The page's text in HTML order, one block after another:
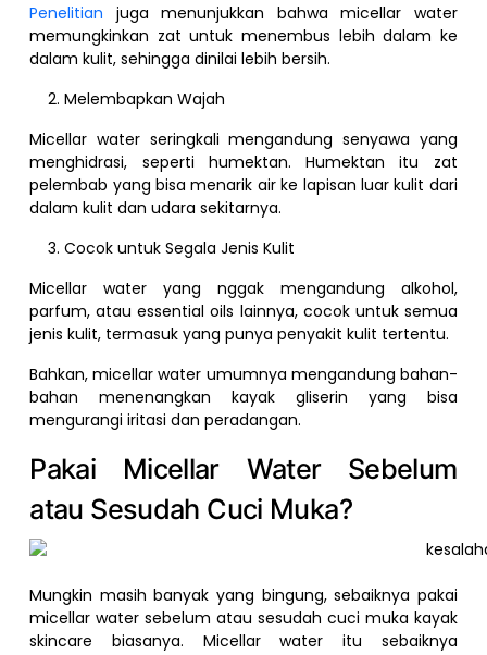
Penelitian juga menunjukkan bahwa micellar water
memungkinkan zat untuk menembus lebih dalam ke
dalam kulit, sehingga dinilai lebih bersih.
Melembapkan Wajah
Micellar water seringkali mengandung senyawa yang
menghidrasi, seperti humektan. Humektan itu zat
pelembab yang bisa menarik air ke lapisan luar kulit dari
dalam kulit dan udara sekitarnya.
Cocok untuk Segala Jenis Kulit
Micellar water yang nggak mengandung alkohol,
parfum, atau essential oils lainnya, cocok untuk semua
jenis kulit, termasuk yang punya penyakit kulit tertentu.
Bahkan, micellar water umumnya mengandung bahan-
bahan menenangkan kayak gliserin yang bisa
mengurangi iritasi dan peradangan.
Pakai Micellar Water Sebelum
atau Sesudah Cuci Muka?
Mungkin masih banyak yang bingung, sebaiknya pakai
micellar water sebelum atau sesudah cuci muka kayak
skincare biasanya. Micellar water itu sebaiknya